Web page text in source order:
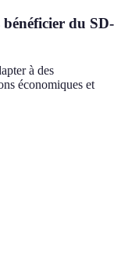
bénéficier du SD-
à des
économiques et